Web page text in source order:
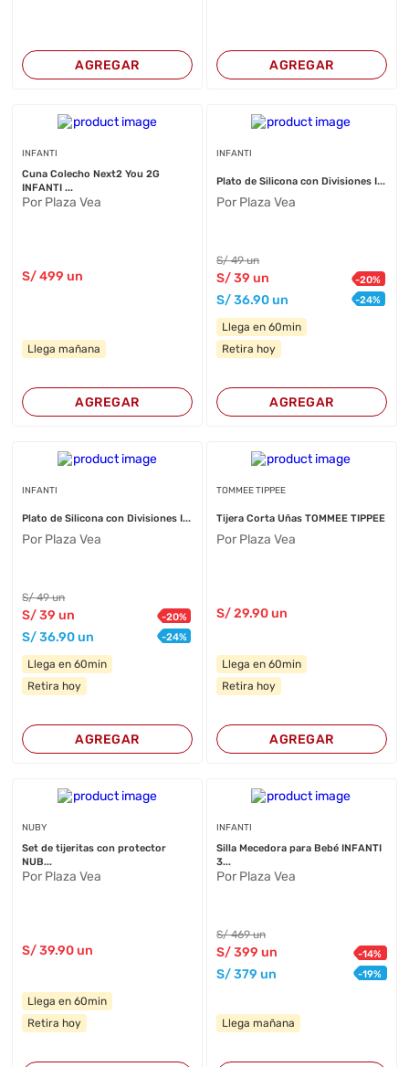
AGREGAR AGREGAR
INFANTI
Cuna Colecho Next2 You 2G
INFANTI ...
Por Plaza Vea
S/499 un
Llega mañana
AGREGAR
INFANTI
Plato de Silicona con Divisiones I...
Por Plaza Vea
S/49 un
S/39 un -20%
S/36.90un -24%
Llega en 60min
Retira hoy
AGREGAR
INFANTI
Plato de Silicona con Divisiones I...
Por Plaza Vea
S/49 un
S/39 un -20%
S/36.90 un -24%
Llega en 60min
Retira hoy
AGREGAR
TOMMEE TIPPEE
Tijera Corta Uñas TOMMEE TIPPEE
Por Plaza Vea
S/29.90un
Llega en 60min
Retira hoy
AGREGAR
NUBY
Set de tijeritas con protector
NUB...
Por Plaza Vea
S/39.90 un
Llega en 60min
Retira hoy
INFANTI
Silla Mecedora para Bebé INFANTI
3...
Por Plaza Vea
S/469 un
S/399 un -14%
S/379 un -19%
Llega mañana